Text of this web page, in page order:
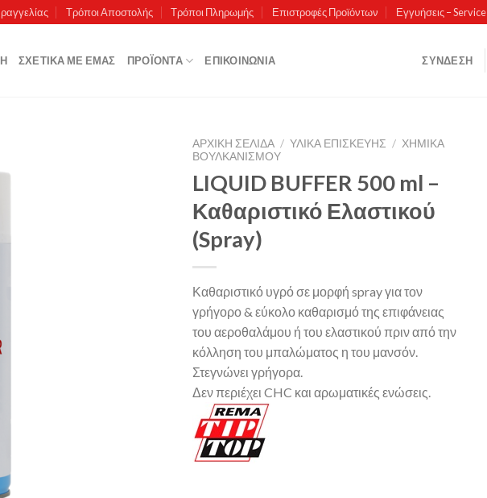
Τρόποι Αποστολής Τρόποι Πληρωμής Επιστροφές Προϊόντων Εγγυήσεις – Service
ΣΧΕΤΙΚΆ ΜΕ ΕΜΆΣ ΠΡΟΪΌΝΤΑ ΕΠΙΚΟΙΝΩΝΊΑ ΣΎΝΔΕΣΗ
ΑΡΧΙΚΉ ΣΕΛΊΔΑ / ΥΛΙΚΑ ΕΠΙΣΚΕΥΗΣ / ΧΗΜΙΚΆ
ΒΟΥΛΚΑΝΙΣΜΟΎ
LIQUID BUFFER 500 ml –
Καθαριστικό Ελαστικού
(Spray)
Καθαριστικό υγρό σε μορφή spray για τον
γρήγορο & εύκολο καθαρισμό της επιφάνειας
του αεροθαλάμου ή του ελαστικού πριν από την
κόλληση του μπαλώματος η του μανσόν.
Στεγνώνει γρήγορα.
Δεν περιέχει CHC και αρωματικές ενώσεις.